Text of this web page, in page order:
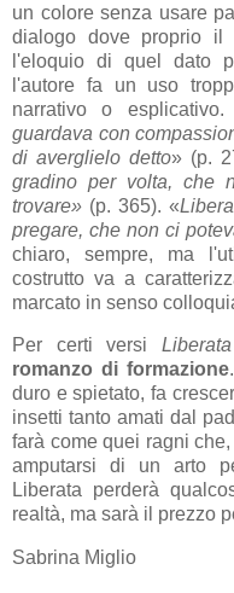
un colore senza usare
dialogo dove proprio il
l'eloquio di quel dato
l'autore fa un uso
narrativo o
guardava con
di averglielo detto» (p.
gradino per volta, che
trovare» (p. 365). «
pregare, che non ci
chiaro, sempre, ma
costrutto va a
marcato in senso
Per certi versi Liberata
romanzo di formazione
duro e spietato, fa
insetti tanto amati dal
farà come quei ragni
amputarsi di un arto
Liberata perderà
realtà, ma sarà il prezzo
Sabrina Miglio